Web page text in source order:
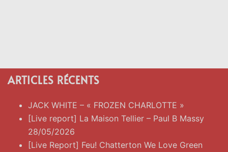
ARTICLES RÉCENTS
JACK WHITE – « FROZEN CHARLOTTE »
[Live report] La Maison Tellier – Paul B Massy
28/05/2026
[Live Report] Feu! Chatterton We Love Green